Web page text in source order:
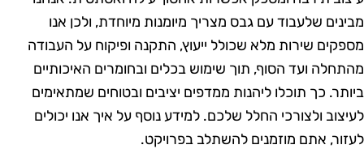
שלעבוד עם גבס מצריך מיומנות מיוחדת, ולכן אנו
שירות מלא שכולל ייעוץ, התקנה ופיקוח על העבודה
ועד הסוף, תוך שימוש בכלים ובחומרים האיכותיים
כך תוכלו ליהנות ממדפים יציבים ובטוחים שמתאימים
ולצורכי החלל שלכם. למידע נוסף על איך אנו יכולים
אתם מוזמנים להשתלב בפרויקט.